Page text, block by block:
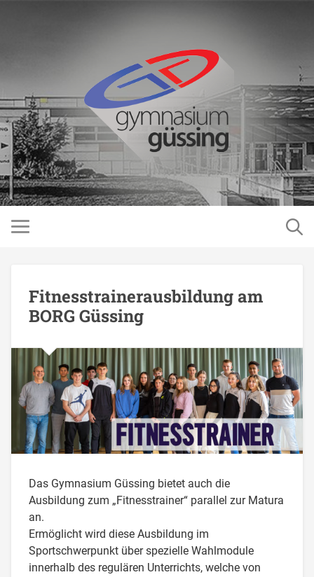
Fitnesstrainerausbildung am
BORG Güssing
Das Gymnasium Güssing bietet auch die
Ausbildung zum „Fitnesstrainer“ parallel zur Matura
an.
Ermöglicht wird diese Ausbildung im
Sportschwerpunkt über spezielle Wahlmodule
innerhalb des regulären Unterrichts, welche von